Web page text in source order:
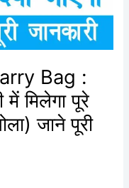
Bag :
में मिलेगा पूरे
जाने पूरी